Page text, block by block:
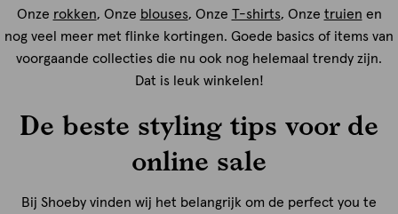
Onze rokken, Onze blouses, Onze T-shirts, Onze truien en
nog veel meer met flinke kortingen. Goede basics of items van
voorgaande collecties die nu ook nog helemaal trendy zijn.
Dat is leuk winkelen!
De beste styling tips voor de
online sale
Bij Shoeby vinden wij het belangrijk om de perfect you te